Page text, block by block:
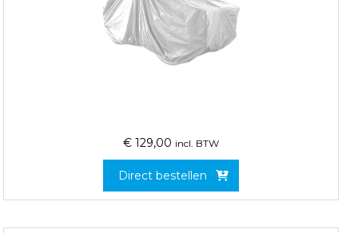
€ 129,00 incl. BTW
Direct bestellen